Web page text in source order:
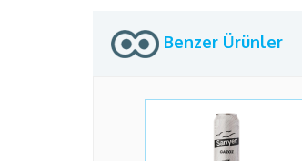
Benzer Ürünler